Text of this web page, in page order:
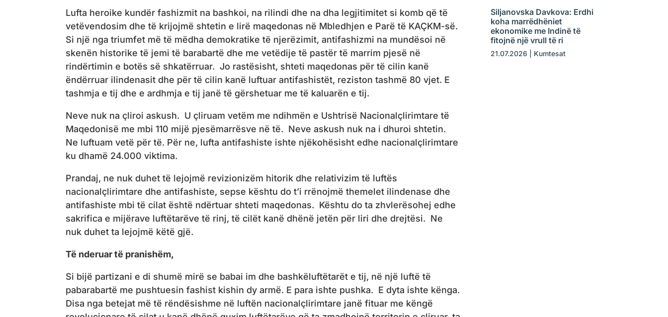
Lufta heroike kundër fashizmit na bashkoi, na rilindi dhe na dha legjitimitet si komb që të
vetëvendosim dhe të krijojmë shtetin e lirë maqedonas në Mbledhjen e Parë të KAÇKM-së.
Si një nga triumfet më të mëdha demokratike të njerëzimit, antifashizmi na mundësoi në
skenën historike të jemi të barabartë dhe me vetëdije të pastër të marrim pjesë në
rindërtimin e botës së shkatërruar. Jo rastësisht, shteti maqedonas për të cilin kanë
ëndërruar ilindenasit dhe për të cilin kanë luftuar antifashistët, reziston tashmë 80 vjet. E
tashmja e tij dhe e ardhmja e tij janë të gërshetuar me të kaluarën e tij.
Neve nuk na çliroi askush. U çliruam vetëm me ndihmën e Ushtrisë Nacionalçlirimtare të
Maqedonisë me mbi 110 mijë pjesëmarrësve në të. Neve askush nuk na i dhuroi shtetin.
Ne luftuam vetë për të. Për ne, lufta antifashiste ishte njëkohësisht edhe nacionalçlirimtare
ku dhamë 24.000 viktima.
Prandaj, ne nuk duhet të lejojmë revizionizëm hitorik dhe relativizim të luftës
nacionalçlirimtare dhe antifashiste, sepse kështu do t’i rrënojmë themelet ilindenase dhe
antifashiste mbi të cilat është ndërtuar shteti maqedonas. Kështu do ta zhvlerësohej edhe
sakrifica e mijërave luftëtarëve të rinj, të cilët kanë dhënë jetën për liri dhe drejtësi. Ne
nuk duhet ta lejojmë këtë gjë.
Të nderuar të pranishëm,
Si bijë partizani e di shumë mirë se babai im dhe bashkëluftëtarët e tij, në një luftë të
pabarabartë me pushtuesin fashist kishin dy armë. E para ishte pushka. E dyta ishte kënga.
Disa nga betejat më të rëndësishme në luftën nacionalçlirimtare janë fituar me këngë
Siljanovska Davkova: Erdhi
koha marrëdhëniet
ekonomike me Indinë të
fitojnë një vrull të ri
21.07.2026 Kumtesat